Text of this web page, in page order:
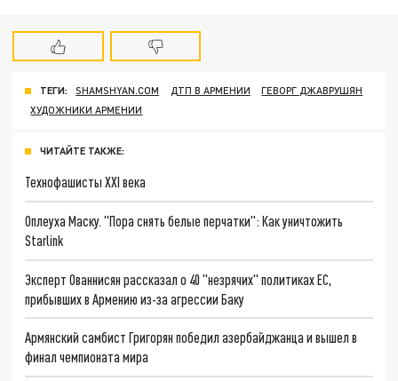
ТЕГИ: SHAMSHYAN.COM ДТП В АРМЕНИИ
ГЕВОРГ ДЖАВРУШЯН
ХУДОЖНИКИ АРМЕНИИ
ЧИТАЙТЕ ТАКЖЕ:
Технофашисты XXI века
Оплеуха Маску. "Пора снять белые перчатки": Как уничтожить
Starlink
Эксперт Ованнисян рассказал о 40 "незрячих" политиках ЕС,
прибывших в Армению из-за агрессии Баку
Армянский самбист Григорян победил азербайджанца и вышел в
финал чемпионата мира